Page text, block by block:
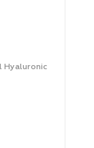
Hyaluronic